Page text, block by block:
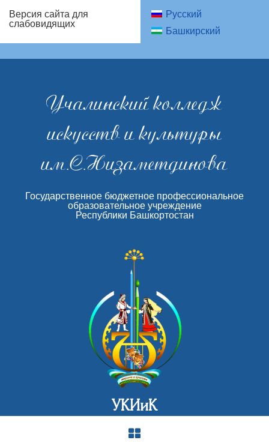
Версия сайта для
слабовидящих
Русский
Башкирский
Учалинский колледж
искусств и культуры
им.С.Низаметдинова
Государственное бюджетное профессиональное
образовательное учреждение
Республики Башкортостан
УКИиК